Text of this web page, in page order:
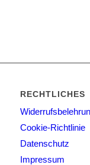
RECHTLICHES
Cookie-Richtlinie
Datenschutz
Impressum